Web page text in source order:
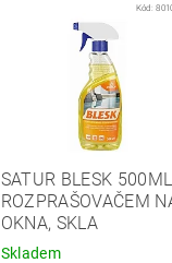
Kód:
SATUR BLESK
ROZPRAŠOVAČEM
OKNA, SKLA
Skladem